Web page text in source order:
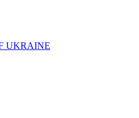
UKRAINE